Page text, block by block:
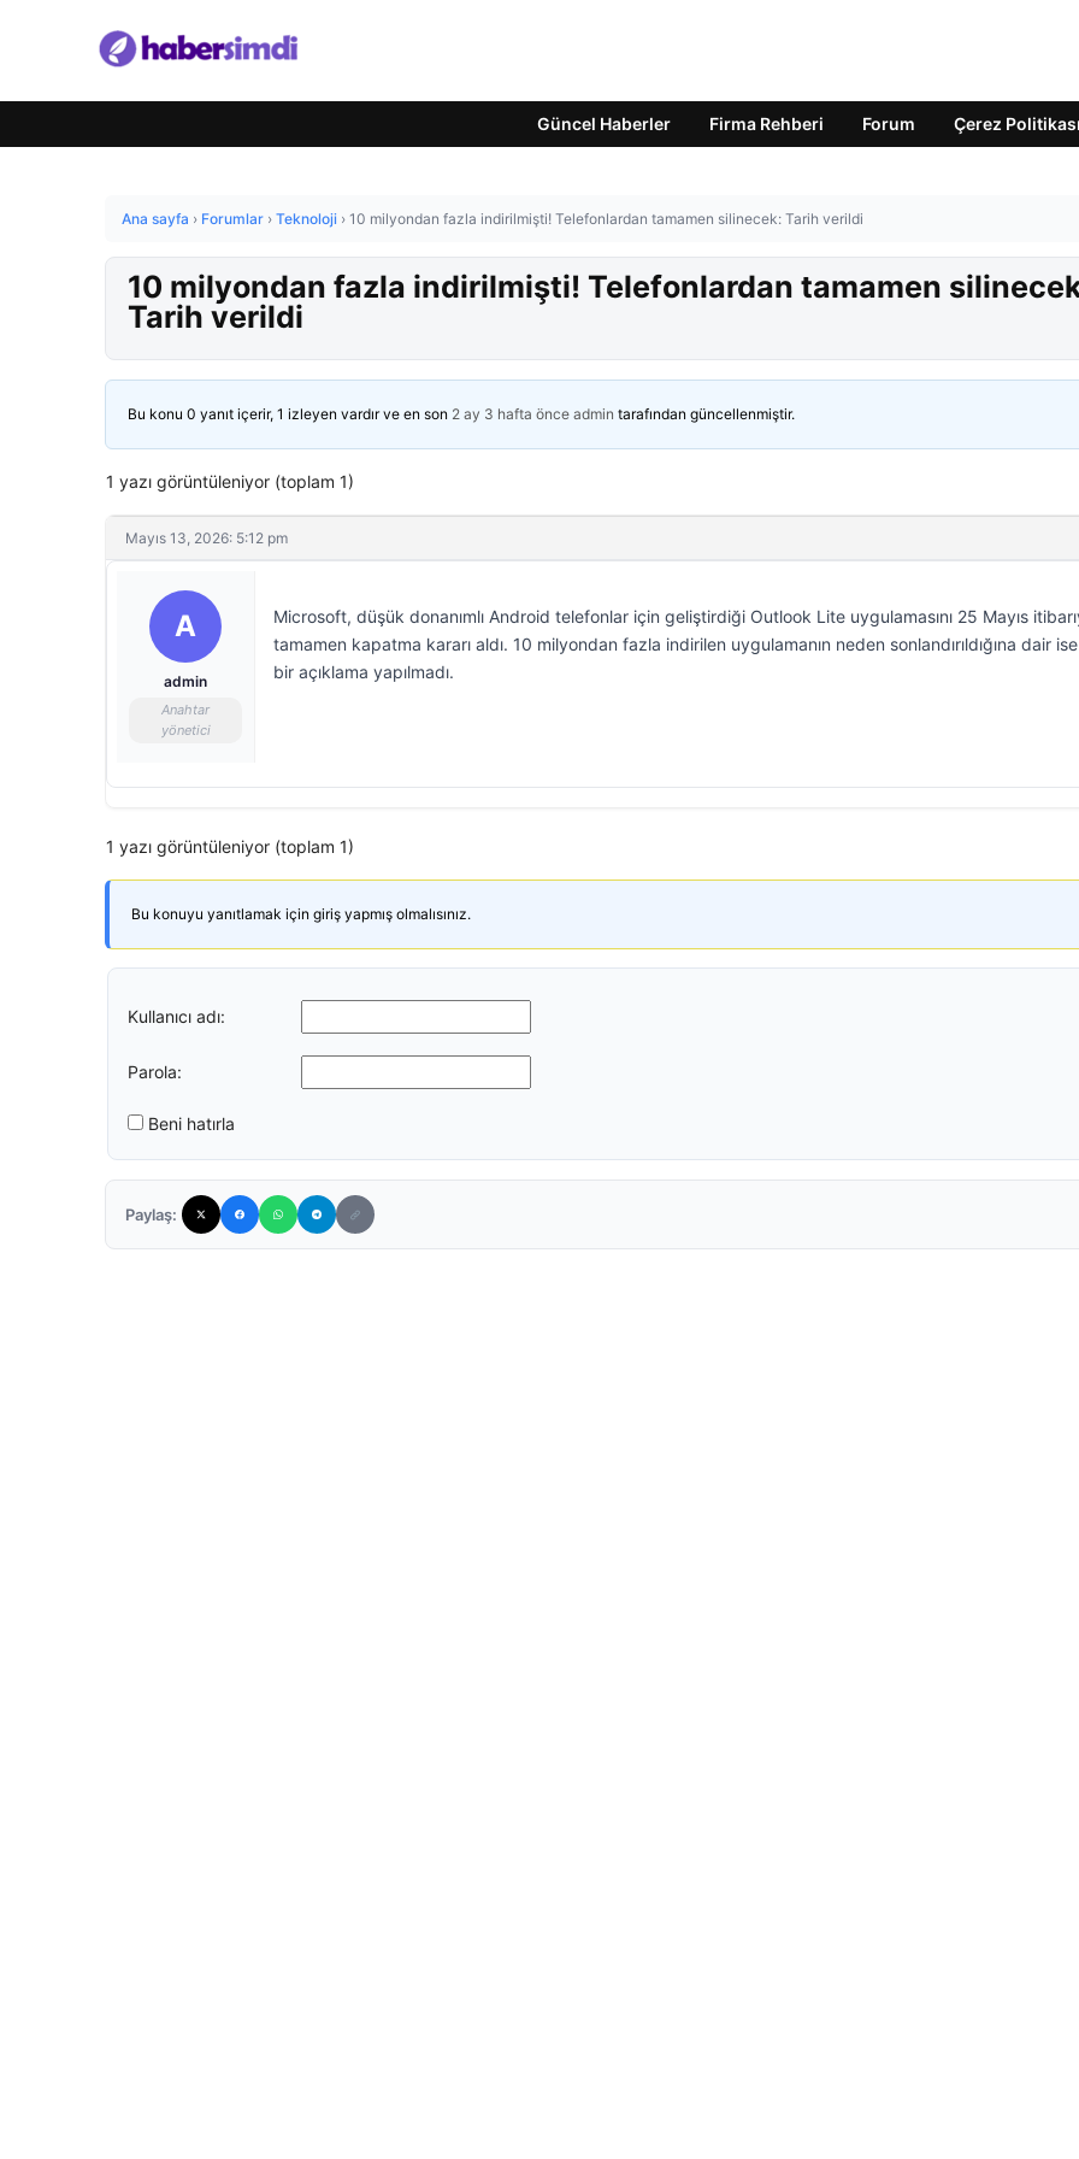
Güncel Haberler Firma Rehberi Forum Çerez Politikası
Ana sayfa › Forumlar › Teknoloji › 10 milyondan fazla indirilmişti! Telefonlardan tamamen silinecek: Tarih verildi
10 milyondan fazla indirilmişti! Telefonlardan tamamen
Tarih verildi
Bu konu 0 yanıt içerir, 1 izleyen vardır ve en son 2 ay 3 hafta önce admin tarafından güncellenmiştir.
1 yazı görüntüleniyor (toplam 1)
Mayıs 13, 2026: 5:12 pm
A
admin
Anahtar
yönetici
Microsoft, düşük donanımlı Android telefonlar için geliştirdiği Outlook Lite uygulamasını 25 Mayıs
tamamen kapatma kararı aldı. 10 milyondan fazla indirilen uygulamanın neden sonlandırıldığına dair
bir açıklama yapılmadı.
1 yazı görüntüleniyor (toplam 1)
Bu konuyu yanıtlamak için giriş yapmış olmalısınız.
Kullanıcı adı:
Parola:
Beni hatırla
Paylaş: